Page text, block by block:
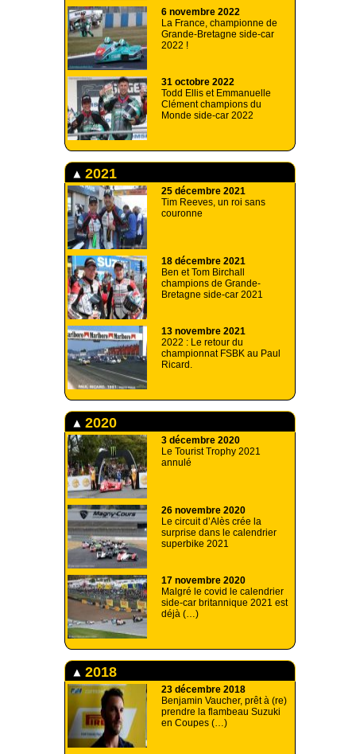
6 novembre 2022
La France, championne de
Grande-Bretagne side-car
2022 !
31 octobre 2022
Todd Ellis et Emmanuelle
Clément champions du
Monde side-car 2022
2021
25 décembre 2021
Tim Reeves, un roi sans
couronne
18 décembre 2021
Ben et Tom Birchall
champions de Grande-
Bretagne side-car 2021
13 novembre 2021
2022 : Le retour du
championnat FSBK au Paul
Ricard.
2020
3 décembre 2020
Le Tourist Trophy 2021
annulé
26 novembre 2020
Le circuit d’Alès crée la
surprise dans le calendrier
superbike 2021
17 novembre 2020
Malgré le covid le calendrier
side-car britannique 2021 est
déjà (…)
2018
23 décembre 2018
Benjamin Vaucher, prêt à (re)
prendre la flambeau Suzuki
en Coupes (…)